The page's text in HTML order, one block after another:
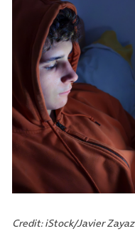
Credit: iStock/Javier Zayaz